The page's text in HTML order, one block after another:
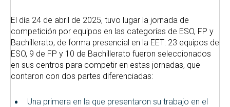
El día 24 de abril de 2025, tuvo lugar la jornada de
competición por equipos en las categorías de ESO, FP y
Bachillerato, de forma presencial en la EET: 23 equipos de
ESO, 9 de FP y 10 de Bachillerato fueron seleccionados
en sus centros para competir en estas jornadas, que
contaron con dos partes diferenciadas:
Una primera en la que presentaron su trabajo en el